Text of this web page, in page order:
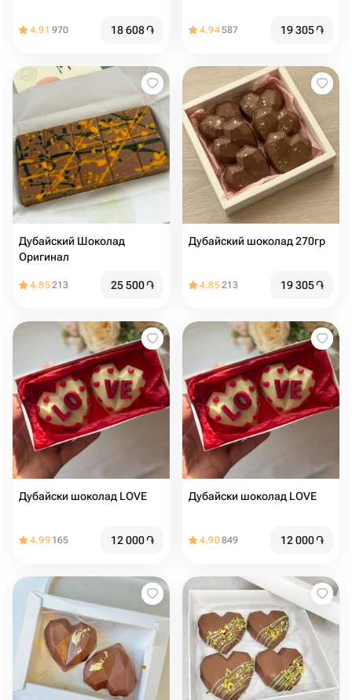
4.91 970 18 608֏ 4.94587 19 305֏
Дубайский Шоколад
Оригинал
4.85213 25 500֏
Дубайский шоколад 270гр
4.85213 19 305֏
Дубайски шоколад LOVE
4.99 165 12 000֏
Дубайски шоколад LOVE
4.90849 12 000֏